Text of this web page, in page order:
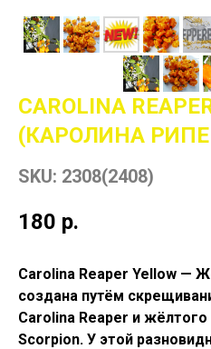
CAROLINA
(КАРОЛИНА
SKU: 2308(2408)
180 р.
Carolina Reaper Yellow —
создана путём
Carolina Reaper и
Scorpion. У этой